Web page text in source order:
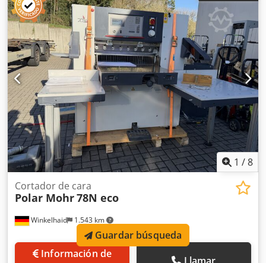
1 /8
Winkelhaid 1.543 km
Cortador de cara
Polar Mohr78N eco
Información de
Guardar búsqueda